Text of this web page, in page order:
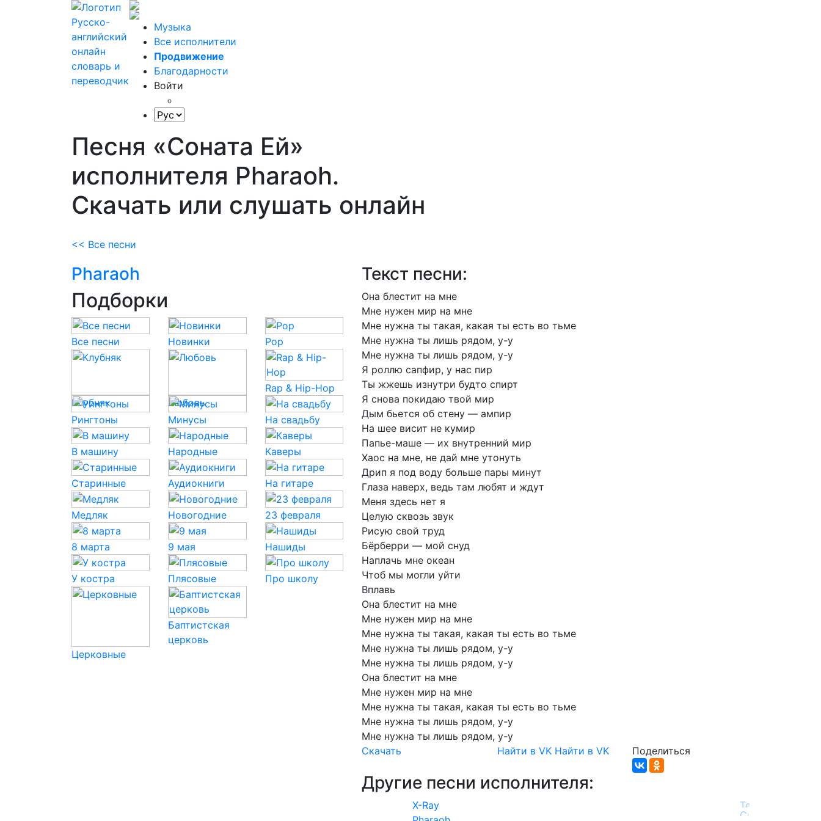
Музыка
Все исполнители
Продвижение
Благодарности
Войти
Песня «Соната Ей»
исполнителя Pharaoh.
Скачать или слушать онлайн
<< Все песни
Текст песни:
Она блестит на мне
Мне нужен мир на мне
Мне нужна ты такая, какая ты есть во тьме
Мне нужна ты лишь рядом, у-у
Мне нужна ты лишь рядом, у-у
Я роллю сапфир, у нас пир
Ты жжешь изнутри будто спирт
Я снова покидаю твой мир
Дым бьется об стену — ампир
На шее висит не кумир
Папье-маше — их внутренний мир
Хаос на мне, не дай мне утонуть
Дрип я под воду больше пары минут
Глаза наверх, ведь там любят и ждут
Меня здесь нет я
Целую сквозь звук
Рисую свой труд
Бёрберри — мой снуд
Наплачь мне океан
Чтоб мы могли уйти
Вплавь
Она блестит на мне
Мне нужен мир на мне
Мне нужна ты такая, какая ты есть во тьме
Мне нужна ты лишь рядом, у-у
Мне нужна ты лишь рядом, у-у
Она блестит на мне
Мне нужен мир на мне
Мне нужна ты такая, какая ты есть во тьме
Мне нужна ты лишь рядом, у-у
Мне нужна ты лишь рядом, у-у
Скачать
Найти в VK Найти в VK Поделиться
Другие песни исполнителя:
X-Ray
Pharaoh
Подборки
Все песни Новинки Pop
Клубняк Любовь
Rap & Hip-Hop
Рингтоны Минусы На свадьбу
В машину Народные Каверы
Старинные Аудиокниги На гитаре
Медляк Новогодние 23 февраля
8 марта 9 мая Нашиды
У костра Плясовые Про школу
Церковные
Баптистская
церковь